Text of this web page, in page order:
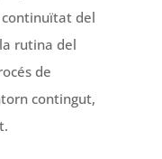
del
rutina del
de
contingut,